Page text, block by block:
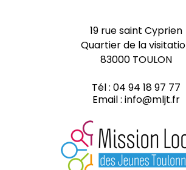
19 rue saint Cyprien
Quartier de la
83000 TOULON
Tél : 04 94 18 97 77
Email : info@mljt.fr